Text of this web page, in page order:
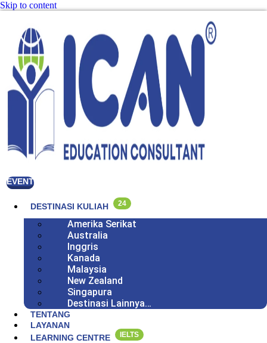
Skip to content
EVENT
DESTINASI KULIAH 24
Amerika Serikat
Australia
Inggris
Kanada
Malaysia
New Zealand
Singapura
Destinasi Lainnya…
TENTANG
LAYANAN
LEARNING CENTRE
IELTS